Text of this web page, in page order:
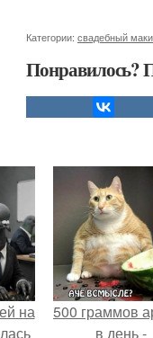
Категории: свадебный
Понравилось?
на
500 граммов
в день -